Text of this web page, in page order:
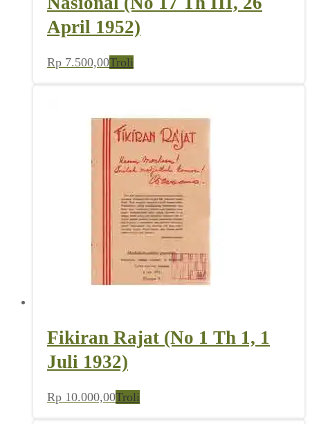
April 1952)
Rp 7.500,00Troli
Fikiran Rajat (No 1 Th 1, 1
Juli 1932)
Rp 10.000,00Troli